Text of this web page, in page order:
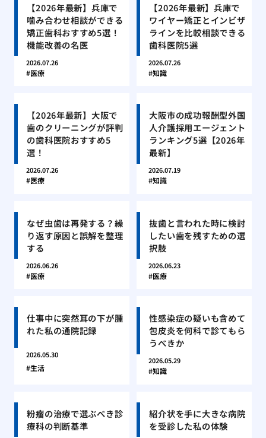
【2026年最新】兵庫で
噛み合わせ相談ができる
矯正歯科おすすめ5選！
機能改善の名医
2026.07.26
医療
【2026年最新】兵庫で
ワイヤー矯正とインビザ
ラインを比較相談できる
歯科医院5選
2026.07.26
知識
【2026年最新】大阪で
歯のクリーニングが評判
の歯科医院おすすめ5
選！
2026.07.26
医療
大阪市の成功報酬型外国
人介護採用エージェント
ランキング5選【2026年
最新】
2026.07.19
知識
なぜ虫歯は再発する？繰
り返す原因と誤解を整理
する
2026.06.26
医療
抜歯と言われた時に検討
したい歯を残すための選
択肢
2026.06.23
医療
仕事中に突然耳の下が腫
れた私の通院記録
2026.05.30
生活
性感染症の疑いも含めて
包皮炎を何科で診てもら
うべきか
2026.05.29
知識
粉瘤の治療で選ぶべき診
療科の判断基準
紹介状を手に大きな病院
を受診した私の体験